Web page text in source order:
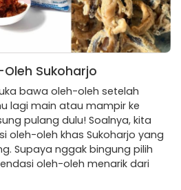
Sukoharjo
bawa oleh-oleh setelah
lagi main atau mampir ke
pulang dulu! Soalnya, kita
oleh-oleh khas Sukoharjo yang
Supaya nggak bingung pilih
oleh-oleh menarik dari